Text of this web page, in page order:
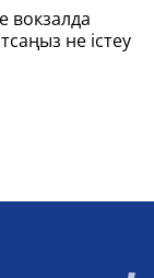
вокзалда
не істеу